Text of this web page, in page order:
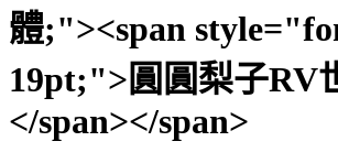
體;"><span
19pt;">圓圓梨子RV
</span></span>